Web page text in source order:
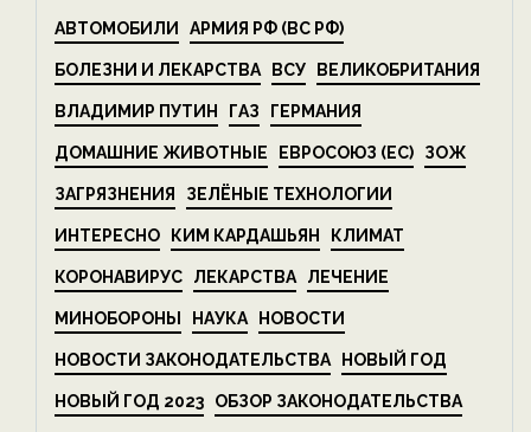
АВТОМОБИЛИ АРМИЯ РФ (ВС РФ)
БОЛЕЗНИ И ЛЕКАРСТВА ВСУ ВЕЛИКОБРИТАНИЯ
ВЛАДИМИР ПУТИН ГАЗ ГЕРМАНИЯ
ДОМАШНИЕ ЖИВОТНЫЕ ЕВРОСОЮЗ (ЕС) ЗОЖ
ЗАГРЯЗНЕНИЯ ЗЕЛЁНЫЕ ТЕХНОЛОГИИ
ИНТЕРЕСНО КИМ КАРДАШЬЯН КЛИМАТ
КОРОНАВИРУС ЛЕКАРСТВА ЛЕЧЕНИЕ
МИНОБОРОНЫ НАУКА НОВОСТИ
НОВОСТИ ЗАКОНОДАТЕЛЬСТВА НОВЫЙ ГОД
НОВЫЙ ГОД 2023 ОБЗОР ЗАКОНОДАТЕЛЬСТВА